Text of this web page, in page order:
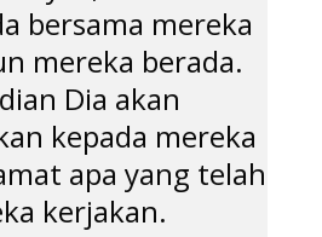
bersama mereka
mereka berada.
Dia akan
kepada mereka
apa yang telah
kerjakan.